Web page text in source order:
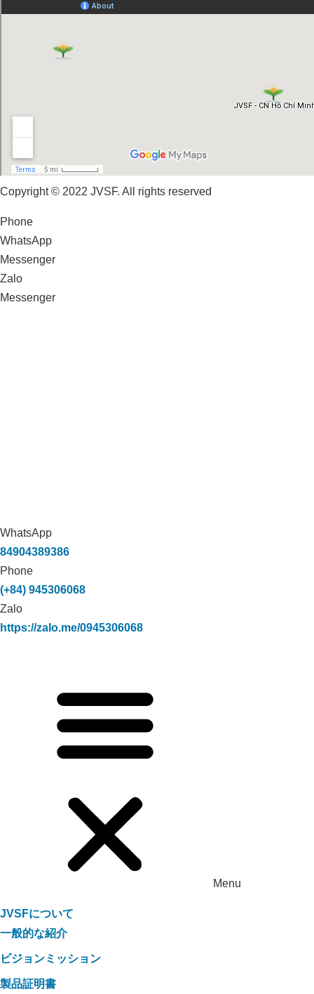
Copyright © 2022 JVSF. All rights reserved
Phone
WhatsApp
Messenger
Zalo
Messenger
WhatsApp
84904389386
Phone
(+84) 945306068
Zalo
https://zalo.me/0945306068
Menu
JVSFについて
一般的な紹介
ビジョンミッション
製品証明書